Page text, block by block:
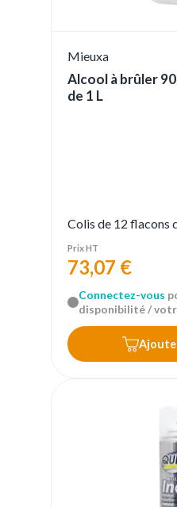
Mieuxa
Alcool à brûler
de 1 L
Colis de 12 flacons
Prix HT
73,07 €
Connectez-vous
disponibilité /